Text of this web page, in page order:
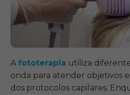
A fototerapia utiliza
onda para atender objetivos
dos protocolos capilares.